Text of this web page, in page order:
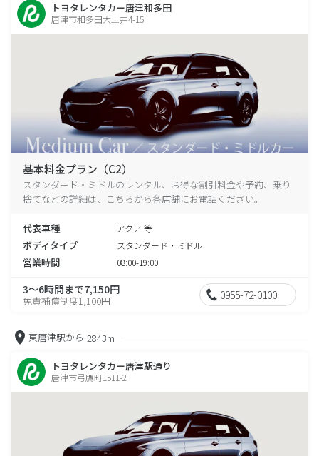
トヨタレンタカー唐津和多田
唐津市和多田大土井4-15
基本料金プラン（C2）
スタンダード・ミドルのレンタル、お得な割引料金や予約、乗り
捨てなどの詳細は、こちらから各店舗にお電話ください。
代表車種 アクア 等
ボディタイプ スタンダード・ミドル
営業時間 08:00-19:00
3～6時間まで7,150円
免責補償制度1,100円 0955-72-0100
東唐津駅から 2843m
トヨタレンタカー唐津駅通り
唐津市弓鷹町1511-2